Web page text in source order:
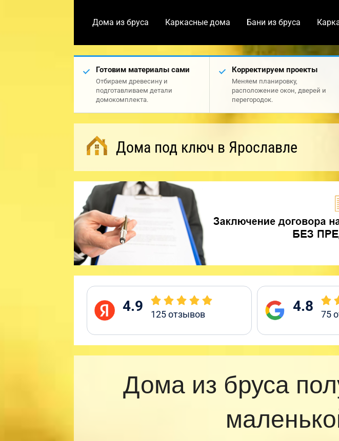
Дома из бруса Каркасные дома Бани из бруса
Готовим материалы сами
Отбираем древесину и
подготавливаем детали
домокомплекта.
Корректируем проекты
Меняем планировку,
расположение окон, дверей и
перегородок.
Дома под ключ в Ярославле
4.9 125отзывов 4.8 75
Дома из бруса